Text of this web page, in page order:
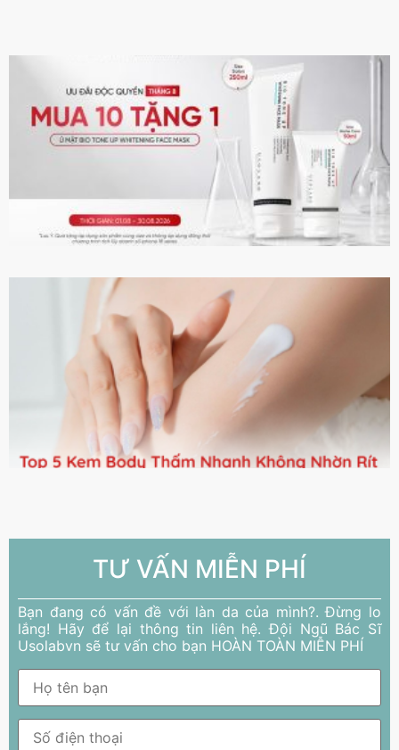
TƯ VẤN MIỄN PHÍ
Bạn đang có vấn đề với làn da của mình?. Đừng lo
lắng! Hãy để lại thông tin liên hệ. Đội Ngũ Bác Sĩ
Usolabvn sẽ tư vấn cho bạn HOÀN TOÀN MIỄN PHÍ